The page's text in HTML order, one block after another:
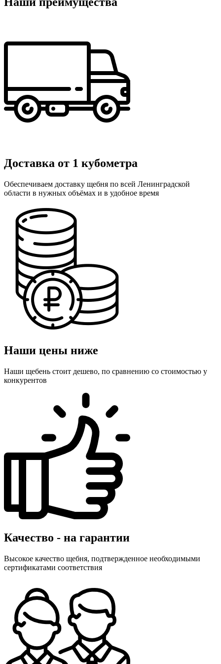
Доставка от 1 кубометра
Обеспечиваем доставку щебня по всей Ленинградской
области в нужных объёмах и в удобное время
Наши цены ниже
Наши щебень стоит дешево, по сравнению со стоимостью у
конкурентов
Качество - на гарантии
Высокое качество щебня, подтвержденное необходимыми
сертификатами соответствия